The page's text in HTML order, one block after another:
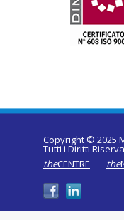
Copyright © 2025
Tutti i Diritti
theCENTRE the